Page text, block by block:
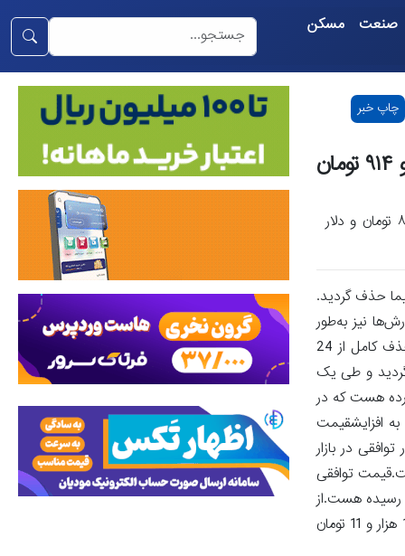
صنعت مسکن
چاپ خبر
آخرین قیمت‌ها در بازار تجاری/ دلار توافقی ۷۱هزار و ۹۱۴ تومان
آخرین قیمت معاملات توافقی دلار حواله در بازار ارز تجاری ۶۹هزار و ۸۱۹ تومان و دلار
نیما حذف گردید.
نیز به‌طور
کامل از طریق مرکز مبادله هست.بازار ارز تجاری چهارشنبه تعطیل نیست / مبادلات ارزی طبق روال انجام خواهد گردیدمعاملات نیما پیش از حذف کامل از 24
با افزایش همراه گردید و طی یک
چهارشنبه 15 مردادماه، در کانال 69 هزار تومان نرخ خورده هست که در
به افزایشقیمت
در بازار
حواله دلار نیز به نرخ 69 هزار و 819 تومان رسیده هست.قیمت توافقی
نسبت به روز کاری قبل به 83 هزار و 272 تومان و نرخ حواله یورو نیز به 80 هزار و 847 تومان رسیده هست.از
جهات دیگر، اسکناسدرهم اماراتنیز با افزایش نسبت به روز کاری گذشته، 19 هزار و 581 تومان ارزش‌گذاری گردیده هست و نرخ حواله درهم نیز 19 هزار و 11 تومان